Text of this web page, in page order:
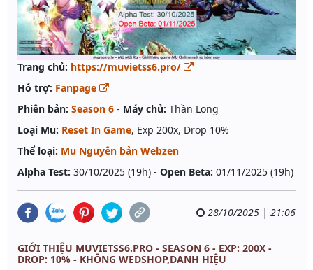
Trang chủ: https://muvietss6.pro/
Hỗ trợ: Fanpage
Phiên bản: Season 6 - Máy chủ: Thần Long
Loại Mu: Reset In Game, Exp 200x, Drop 10%
Thể loại: Mu Nguyên bản Webzen
Alpha Test: 30/10/2025 (19h) - Open Beta: 01/11/2025 (19h)
28/10/2025 | 21:06
GIỚI THIỆU MUVIETSS6.PRO - SEASON 6 - EXP: 200X -
DROP: 10% - KHÔNG WEDSHOP,DANH HIỆU